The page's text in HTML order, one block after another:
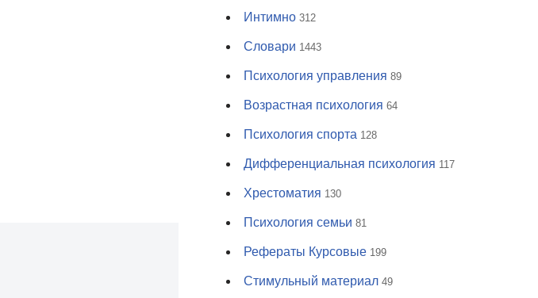
Интимно 312
Словари 1443
Психология управления 89
Возрастная психология 64
Психология спорта 128
Дифференциальная психология 117
Хрестоматия 130
Психология семьи 81
Рефераты Курсовые 199
Стимульный материал 49